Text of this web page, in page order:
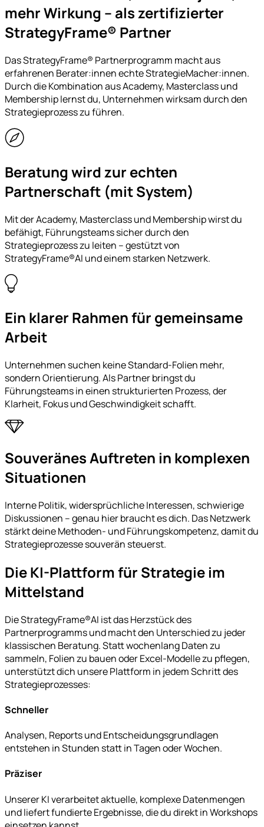
mehr Wirkung – als zertifizierter
StrategyFrame® Partner
Das StrategyFrame® Partnerprogramm macht aus
erfahrenen Berater:innen echte StrategieMacher:innen.
Durch die Kombination aus Academy, Masterclass und
Membership lernst du, Unternehmen wirksam durch den
Strategieprozess zu führen.
Beratung wird zur echten
Partnerschaft (mit System)
Mit der Academy, Masterclass und Membership wirst du
befähigt, Führungsteams sicher durch den
Strategieprozess zu leiten – gestützt von
StrategyFrame®AI und einem starken Netzwerk.
Ein klarer Rahmen für gemeinsame
Arbeit
Unternehmen suchen keine Standard-Folien mehr,
sondern Orientierung. Als Partner bringst du
Führungsteams in einen strukturierten Prozess, der
Klarheit, Fokus und Geschwindigkeit schafft.
Souveränes Auftreten in komplexen
Situationen
Interne Politik, widersprüchliche Interessen, schwierige
Diskussionen – genau hier braucht es dich. Das Netzwerk
stärkt deine Methoden- und Führungskompetenz, damit du
Strategieprozesse souverän steuerst.
Die KI-Plattform für Strategie im
Mittelstand
Die StrategyFrame®AI ist das Herzstück des
Partnerprogramms und macht den Unterschied zu jeder
klassischen Beratung. Statt wochenlang Daten zu
sammeln, Folien zu bauen oder Excel-Modelle zu pflegen,
unterstützt dich unsere Plattform in jedem Schritt des
Strategieprozesses:
Schneller
Analysen, Reports und Entscheidungsgrundlagen
entstehen in Stunden statt in Tagen oder Wochen.
Präziser
Unserer KI verarbeitet aktuelle, komplexe Datenmengen
und liefert fundierte Ergebnisse, die du direkt in Workshops